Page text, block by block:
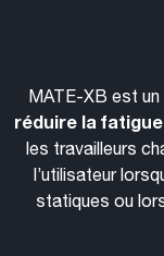
MATE-XB est
réduire la
les travailleurs
l’utilisateur
statiques ou